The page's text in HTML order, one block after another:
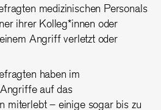
medizinischen Personals
ihrer Kolleg*innen oder
Angriff verletzt oder
haben im
auf das
miterlebt – einige sogar bis zu